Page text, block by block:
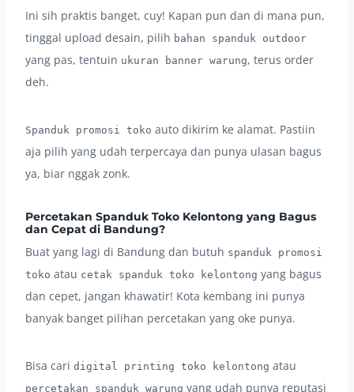
Ini sih praktis banget, cuy! Kapan pun dan di mana pun,
tinggal upload desain, pilih bahan spanduk outdoor
yang pas, tentuin ukuran banner warung, terus order
deh.
Spanduk promosi toko auto dikirim ke alamat. Pastiin
aja pilih yang udah terpercaya dan punya ulasan bagus
ya, biar nggak zonk.
Percetakan Spanduk Toko Kelontong yang Bagus
dan Cepat di Bandung?
Buat yang lagi di Bandung dan butuh spanduk promosi
toko atau cetak spanduk toko kelontong yang bagus
dan cepet, jangan khawatir! Kota kembang ini punya
banyak banget pilihan percetakan yang oke punya.
Bisa cari digital printing toko kelontong atau
percetakan spanduk warung yang udah punya reputasi